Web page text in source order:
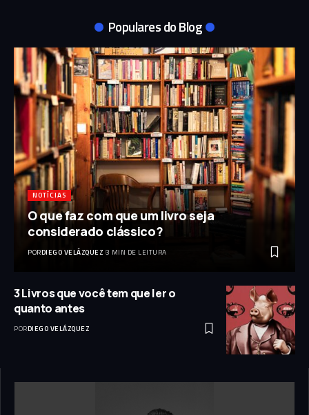
Populares do Blog
NOTÍCIAS
O que faz com que um livro seja
considerado clássico?
PORDIEGO VELÁZQUEZ 3 MIN DE LEITURA
3 Livros que você tem que ler o
quanto antes
PORDIEGO VELÁZQUEZ